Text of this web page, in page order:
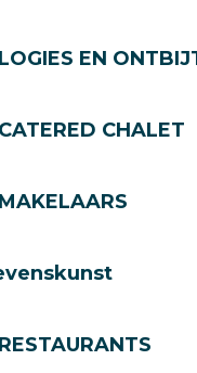
LOGIES EN
CATERED CHALET
MAKELAARS
RESTAURANTS
Gets
Les Gets
van 8.30
ons op
74